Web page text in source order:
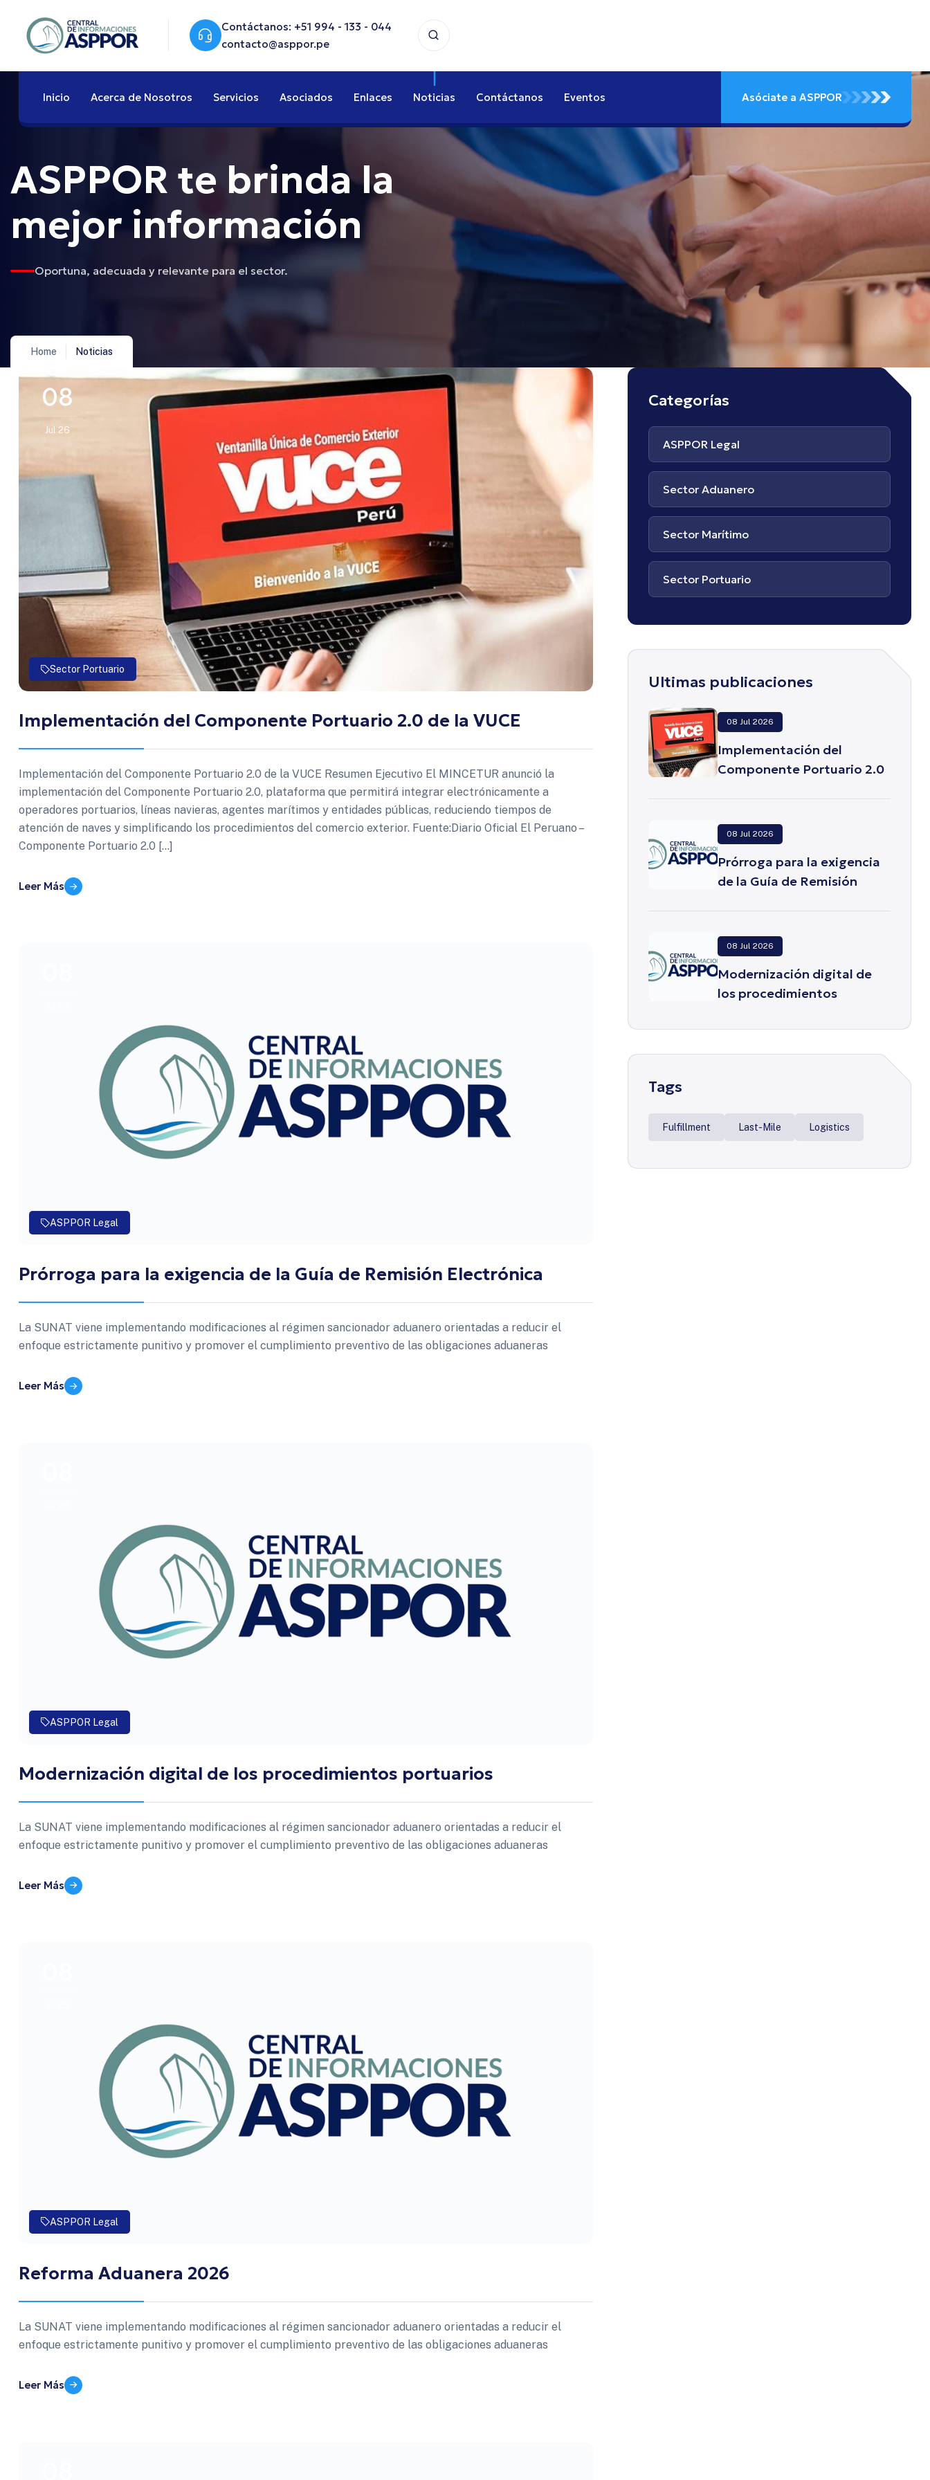
Contáctanos: +51 994 - 133 - 044
contacto@asppor.pe
Inicio Acerca de Nosotros Servicios Asociados Enlaces Noticias Contáctanos Eventos Asóciate a ASPPOR
ASPPOR te brinda la
mejor información
Oportuna, adecuada y relevante para el sector.
Home Noticias
08
Jul 26
Sector Portuario
Implementación del Componente Portuario 2.0 de la VUCE
Implementación del Componente Portuario 2.0 de la VUCE Resumen Ejecutivo El MINCETUR anunció la
implementación del Componente Portuario 2.0, plataforma que permitirá integrar electrónicamente a
operadores portuarios, líneas navieras, agentes marítimos y entidades públicas, reduciendo tiempos de
atención de naves y simplificando los procedimientos del comercio exterior. Fuente:Diario Oficial El Peruano –
Componente Portuario 2.0 […]
Leer Más
ASPPOR Legal
Prórroga para la exigencia de la Guía de Remisión Electrónica
La SUNAT viene implementando modificaciones al régimen sancionador aduanero orientadas a reducir el
enfoque estrictamente punitivo y promover el cumplimiento preventivo de las obligaciones aduaneras
Leer Más
ASPPOR Legal
Modernización digital de los procedimientos portuarios
La SUNAT viene implementando modificaciones al régimen sancionador aduanero orientadas a reducir el
enfoque estrictamente punitivo y promover el cumplimiento preventivo de las obligaciones aduaneras
Leer Más
ASPPOR Legal
Reforma Aduanera 2026
La SUNAT viene implementando modificaciones al régimen sancionador aduanero orientadas a reducir el
enfoque estrictamente punitivo y promover el cumplimiento preventivo de las obligaciones aduaneras
Leer Más
Categorías
ASPPOR Legal
Sector Aduanero
Sector Marítimo
Sector Portuario
Ultimas publicaciones
08 Jul 2026
Implementación del
Componente Portuario 2.0
08 Jul 2026
Prórroga para la exigencia
de la Guía de Remisión
08 Jul 2026
Modernización digital de
los procedimientos
Tags
Fulfillment Last-Mile Logistics